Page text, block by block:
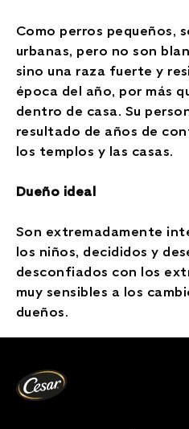
Como perros pequeños,
urbanas, pero no son
sino una raza fuerte y
época del año, por más
dentro de casa. Su
resultado de años de
los templos y las casas.
Dueño ideal
Son extremadamente
los niños, decididos y
desconfiados con los
muy sensibles a los
dueños.